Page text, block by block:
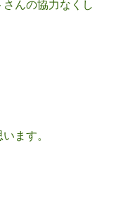
んの協力なくし
ます。